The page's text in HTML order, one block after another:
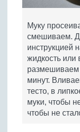
Муку
смешиваем.
инструкцией
жидкость или
размешиваем
минут.
тесто, в
муки, чтобы
чтобы не